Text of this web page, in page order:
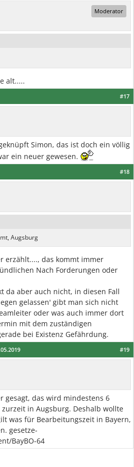
Moderator
alt.....
#17
Simon, das ist doch ein völlig
ein neuer gewesen.
#18
Augsburg
erzählt...., das kommt immer
Nach Forderungen oder
da aber auch nicht, in diesen Fall
gelassen' gibt man sich nicht
oder was auch immer dort
mit dem zuständigen
bei Existenz Gefährdung.
#19
gesagt, das wird mindestens 6
in Augsburg. Deshalb wollte
was für Bearbeitungszeit in Bayern,
gesetze-
BayBO-64